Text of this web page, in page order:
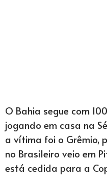
O Bahia segue com
jogando em casa na
a vítima foi o Grêmio,
no Brasileiro veio em
está cedida para a